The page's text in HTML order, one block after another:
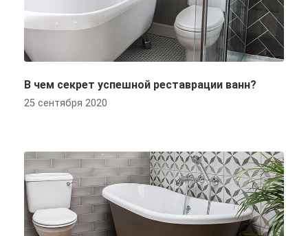
В чем секрет успешной реставрации ванн?
25 сентября 2020